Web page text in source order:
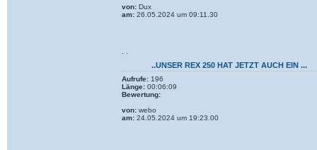
von:Dux
am:26.05.2024 um 09:11.30
· ·
..UNSER REX 250 HAT JETZT AUCH EIN ...
Aufrufe:196
Länge:00:06:09
Bewertung:
von:webo
am:24.05.2024 um 19:23.00